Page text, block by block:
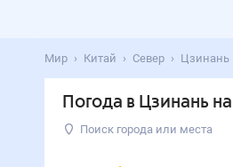
Мир Китай Север Цзинань
Погода в Цзинань
Поиск города или места